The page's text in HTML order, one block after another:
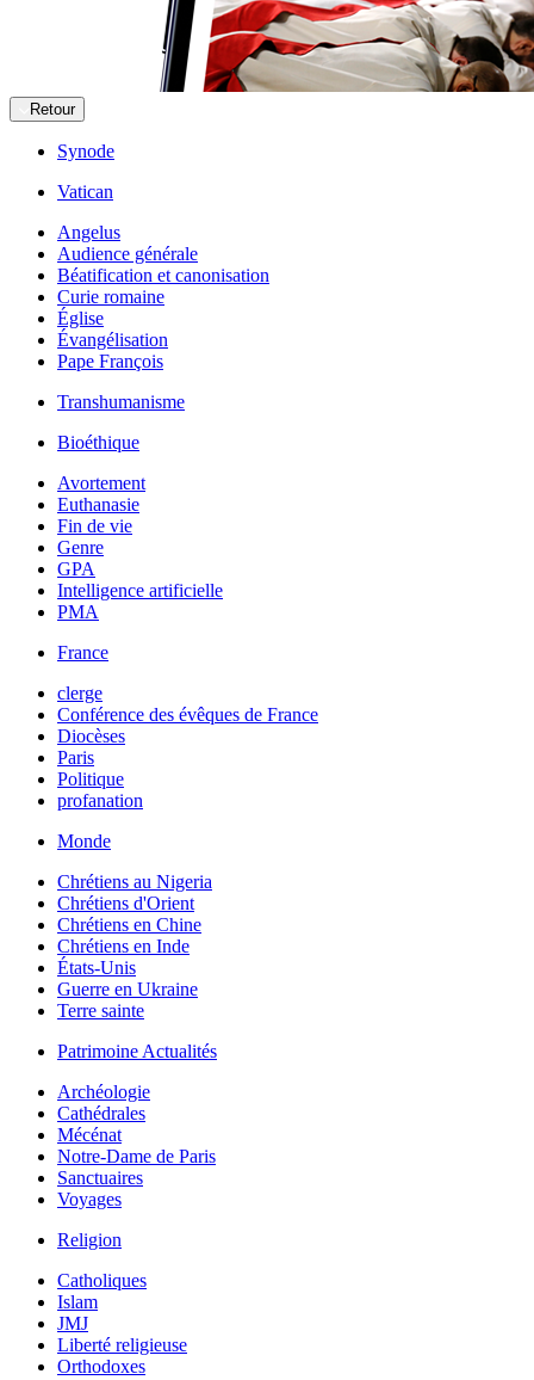
Retour
Synode
Vatican
Angelus
Audience générale
Béatification et canonisation
Curie romaine
Église
Évangélisation
Pape François
Transhumanisme
Bioéthique
Avortement
Euthanasie
Fin de vie
Genre
GPA
Intelligence artificielle
PMA
France
clerge
Conférence des évêques de France
Diocèses
Paris
Politique
profanation
Monde
Chrétiens au Nigeria
Chrétiens d'Orient
Chrétiens en Chine
Chrétiens en Inde
États-Unis
Guerre en Ukraine
Terre sainte
Patrimoine Actualités
Archéologie
Cathédrales
Mécénat
Notre-Dame de Paris
Sanctuaires
Voyages
Religion
Catholiques
Islam
JMJ
Liberté religieuse
Orthodoxes